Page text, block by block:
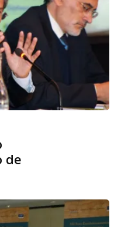
de